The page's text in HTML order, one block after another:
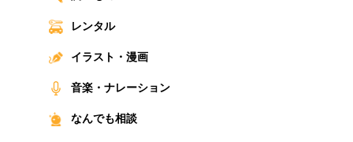
レンタル
イラスト・漫画
音楽・ナレーション
なんでも相談